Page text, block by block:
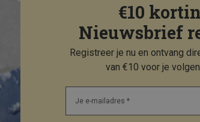
€10
Nieuwsbrief
Registreer je nu en ontvang
van €10 voor je
Je e-mailadres *